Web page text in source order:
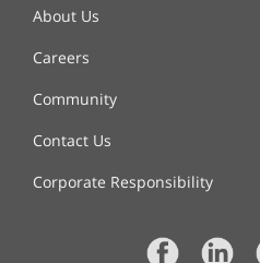
About Us
Careers
Community
Contact Us
Corporate Responsibility